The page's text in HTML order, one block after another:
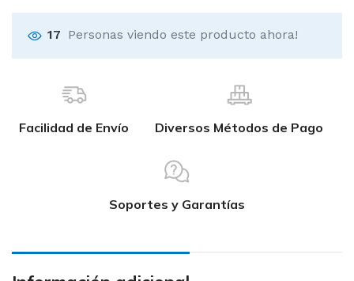
17 Personas viendo este producto ahora!
Facilidad de Envío Diversos Métodos de Pago
Soportes y Garantías